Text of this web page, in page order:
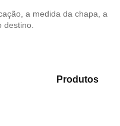
a medida da chapa, a
destino.
Produtos